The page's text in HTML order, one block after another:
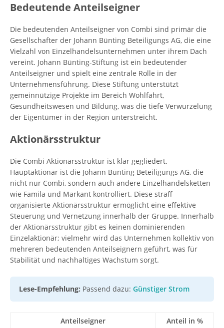
Bedeutende Anteilseigner
Die bedeutenden Anteilseigner von Combi sind primär die
Gesellschafter der Johann Bünting Beteiligungs AG, die eine
Vielzahl von Einzelhandelsunternehmen unter ihrem Dach
vereint. Johann Bünting-Stiftung ist ein bedeutender
Anteilseigner und spielt eine zentrale Rolle in der
Unternehmensführung. Diese Stiftung unterstützt
gemeinnützige Projekte im Bereich Wohlfahrt,
Gesundheitswesen und Bildung, was die tiefe Verwurzelung
der Eigentümer in der Region unterstreicht.
Aktionärsstruktur
Die Combi Aktionärsstruktur ist klar gegliedert.
Hauptaktionär ist die Johann Bünting Beteiligungs AG, die
nicht nur Combi, sondern auch andere Einzelhandelsketten
wie Famila und Markant kontrolliert. Diese straff
organisierte Aktionärsstruktur ermöglicht eine effektive
Steuerung und Vernetzung innerhalb der Gruppe. Innerhalb
der Aktionärsstruktur gibt es keinen dominierenden
Einzelaktionär; vielmehr wird das Unternehmen kollektiv von
mehreren bedeutenden Anteilseignern geführt, was für
Stabilität und nachhaltiges Wachstum sorgt.
Lese-Empfehlung: Passend dazu: Günstiger Strom
Anteilseigner
Anteil in %